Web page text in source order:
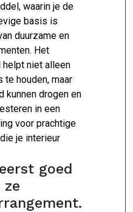
waarin je de
basis is
duurzame en
Het
niet alleen
te houden, maar
kunnen drogen en
in een
voor prachtige
je interieur
goed